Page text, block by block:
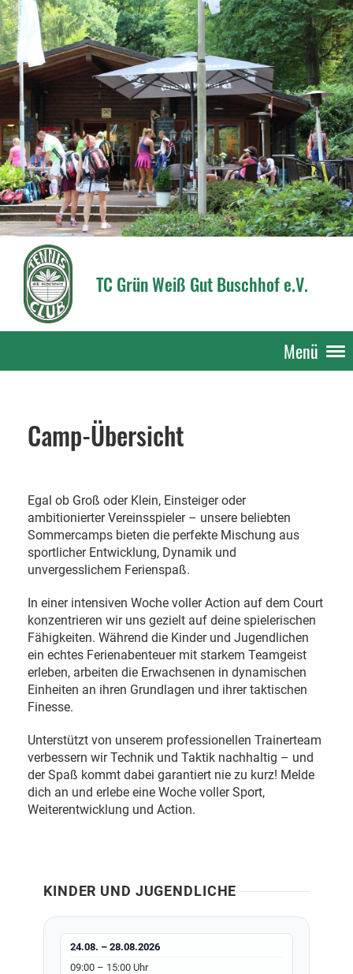
TC Grün Weiß Gut Buschhof e.V.
Menü
Camp-Übersicht
Egal ob Groß oder Klein, Einsteiger oder
ambitionierter Vereinsspieler – unsere beliebten
Sommercamps bieten die perfekte Mischung aus
sportlicher Entwicklung, Dynamik und
unvergesslichem Ferienspaß.
In einer intensiven Woche voller Action auf dem Court
konzentrieren wir uns gezielt auf deine spielerischen
Fähigkeiten. Während die Kinder und Jugendlichen
ein echtes Ferienabenteuer mit starkem Teamgeist
erleben, arbeiten die Erwachsenen in dynamischen
Einheiten an ihren Grundlagen und ihrer taktischen
Finesse.
Unterstützt von unserem professionellen Trainerteam
verbessern wir Technik und Taktik nachhaltig – und
der Spaß kommt dabei garantiert nie zu kurz! Melde
dich an und erlebe eine Woche voller Sport,
Weiterentwicklung und Action.
KINDER UND JUGENDLICHE
24.08. – 28.08.2026
09:00 – 15:00 Uhr